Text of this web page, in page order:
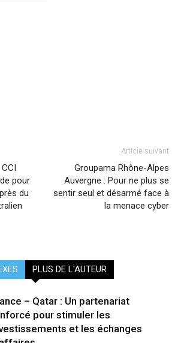
pour
du
Article suivant
Groupama Rhône-Alpes
Auvergne : Pour ne plus se
sentir seul et désarmé face à
la menace cyber
PLUS DE L'AUTEUR
– Qatar : Un partenariat
pour stimuler les
et les échanges